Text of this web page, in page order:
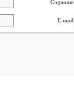
Cognome
E-mail